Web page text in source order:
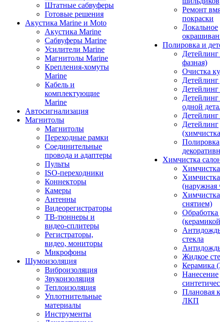
Штатные сабвуферы
Готовые решения
Акустика Marine и Moto
Акустика Marine
Сабвуферы Marine
Усилители Marine
Магнитолы Marine
Крепления-хомуты
Marine
Кабель и
комплектующие
Marine
Автосигнализация
Магнитолы
Магнитолы
Переходные рамки
Соединительные
провода и адаптеры
Пульты
ISO-переходники
Коннекторы
Камеры
Антенны
Видеорегистраторы
ТВ-тюннеры и
видео-сплитеры
Регистраторы,
видео, мониторы
Микрофоны
Шумоизоляция
Виброизоляция
Звукоизоляция
Теплоизоляция
Уплотнительные
материалы
Инструменты
Ремонт
покраски
Локальное
Полировка и
фазная)
Очистка
Детейлинг
одной
Детейлинг
Полировка
Химчистка
(наружная
снятием)
Обработка
стекла
Жидкое
Керамика
Нанесение
Плановая
ЛКП